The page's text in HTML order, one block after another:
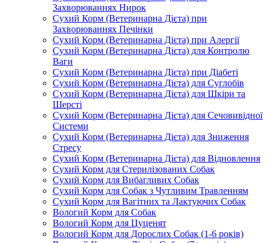
Захворюваннях Нирок
Сухий Корм (Ветеринарна Дієта) при
Захворюваннях Печінки
Сухий Корм (Ветеринарна Дієта) при Алергії
Сухий Корм (Ветеринарна Дієта) для Контролю
Ваги
Сухий Корм (Ветеринарна Дієта) при Діабеті
Сухий Корм (Ветеринарна Дієта) для Суглобів
Сухий Корм (Ветеринарна Дієта) для Шкіри та
Шерсті
Сухий Корм (Ветеринарна Дієта) для Сечовивідної
Системи
Сухий Корм (Ветеринарна Дієта) для Зниження
Стресу
Сухий Корм (Ветеринарна Дієта) для Відновлення
Сухий Корм для Стерилізованих Собак
Сухий Корм для Вибагливих Собак
Сухий Корм для Собак з Чутливим Травленням
Сухий Корм для Вагітних та Лактуючих Собак
Вологий Корм для Собак
Вологий Корм для Цуценят
Вологий Корм для Дорослих Собак (1-6 років)